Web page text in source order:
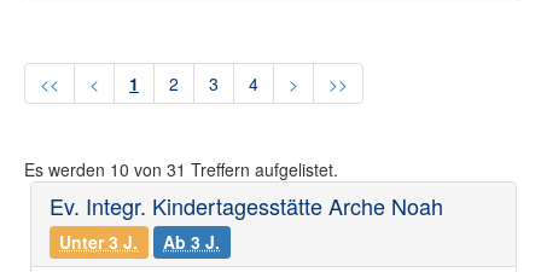
<< < 1 2 3 4 > >>
Es werden 10 von 31 Treffern aufgelistet.
Ev. Integr. Kindertagesstätte Arche Noah
Unter 3 J.
Ab 3 J.